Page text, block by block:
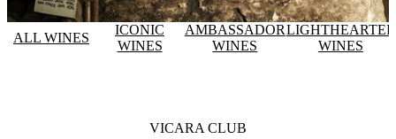
ALL WINES
ICONIC
WINES
AMBASSADOR
WINES
LIGHTHEARTED
WINES
VICARA CLUB